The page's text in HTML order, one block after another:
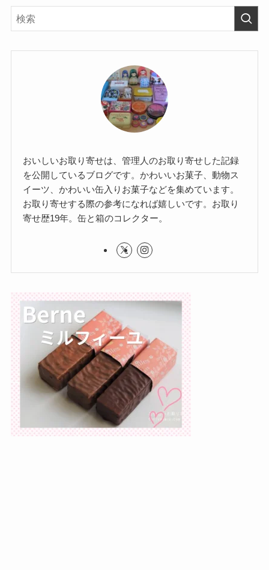
おいしいお取り寄せは、管理人のお取り寄せした記録
を公開しているブログです。かわいいお菓子、動物ス
イーツ、かわいい缶入りお菓子などを集めています。
お取り寄せする際の参考になれば嬉しいです。お取り
寄せ歴19年。缶と箱のコレクター。